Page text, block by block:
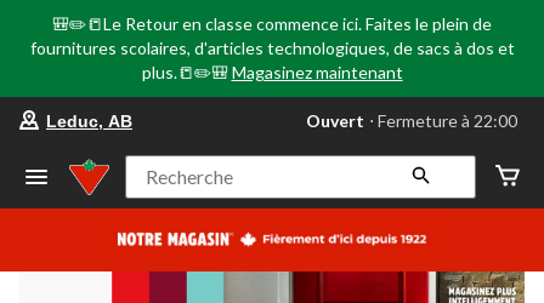
🎒✏️📒Le Retour en classe commence ici. Faites le plein de
fournitures scolaires, d'articles technologiques, de sacs à dos et
plus.📒✏️🎒 Magasinez maintenant
votre
préféré
Leduc,
AB,
courament
Fermeture
Leduc, AB Ouvert ⋅ Fermeture à 22:00
Recherche